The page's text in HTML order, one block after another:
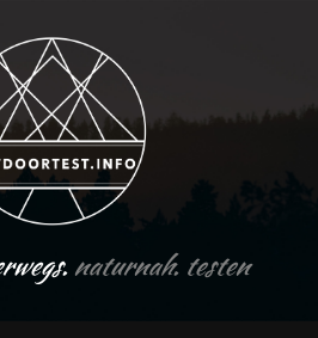
naturnah. testen